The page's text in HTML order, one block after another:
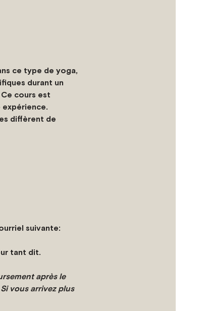
ce type de yoga,
durant un
cours est
diffèrent de
suivante:
tant dit.
après le
vous arrivez plus